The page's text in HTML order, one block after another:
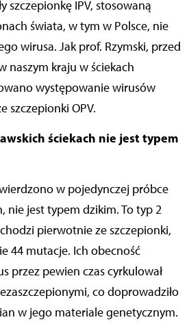
szczepionkę IPV, stosowaną
świata, w tym w Polsce, nie
wirusa. Jak prof. Rzymski, przed
naszym kraju w ściekach
występowanie wirusów
szczepionki OPV.
ściekach nie jest typem
w pojedynczej próbce
nie jest typem dzikim. To typ 2
pierwotnie ze szczepionki,
44 mutacje. Ich obecność
przez pewien czas cyrkulował
co doprowadziło
w jego materiale genetycznym.